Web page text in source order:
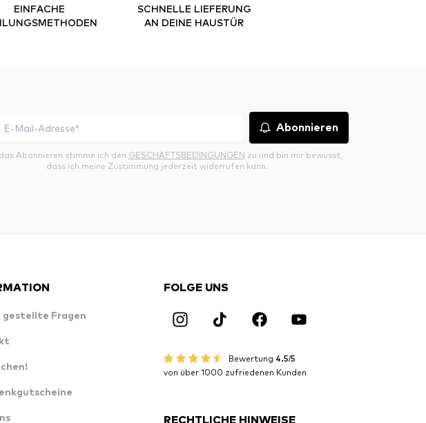
EINFACHE
SCHNELLE LIEFERUNG
AN DEINE HAUSTÜR
Abonnieren
Abonnieren stimme ich den GESCHÄFTSBEDINGUNGEN zu und bin mir bewusst,
dass ich meine Zustimmung jederzeit widerrufen kann.
gestellte Fragen
FOLGE UNS
Bewertung 4.5/5
von über 1000 zufriedenen Kunden
RECHTLICHE HINWEISE